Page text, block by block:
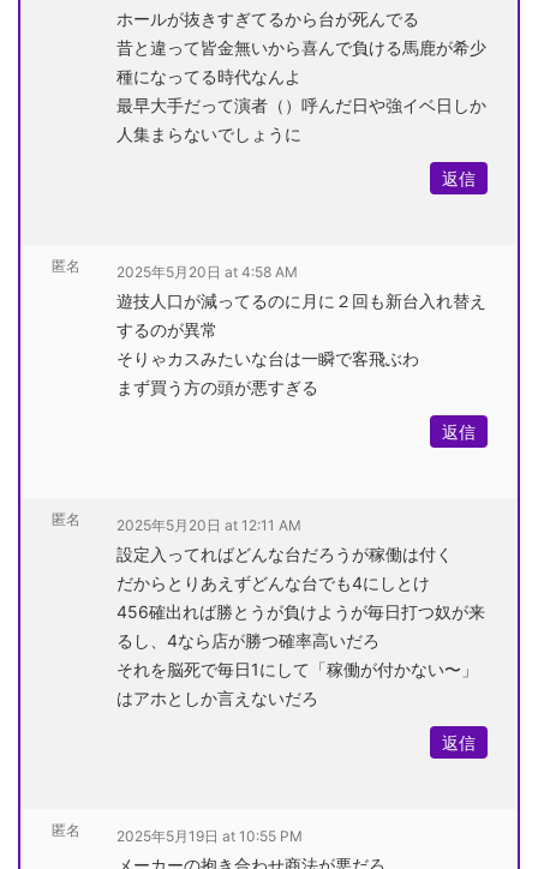
ホールが抜きすぎてるから台が死んでる
昔と違って皆金無いから喜んで負ける馬鹿が希少
種になってる時代なんよ
最早大手だって演者（）呼んだ日や強イベ日しか
人集まらないでしょうに
返信
匿名 2025年5月20日 at 4:58 AM
遊技人口が減ってるのに月に２回も新台入れ替え
するのが異常
そりゃカスみたいな台は一瞬で客飛ぶわ
まず買う方の頭が悪すぎる
返信
匿名 2025年5月20日 at 12:11 AM
設定入ってればどんな台だろうが稼働は付く
だからとりあえずどんな台でも4にしとけ
456確出れば勝とうが負けようが毎日打つ奴が来
るし、4なら店が勝つ確率高いだろ
それを脳死で毎日1にして「稼働が付かない〜」
はアホとしか言えないだろ
返信
匿名 2025年5月19日 at 10:55 PM
メーカーの抱き合わせ商法が悪だろ